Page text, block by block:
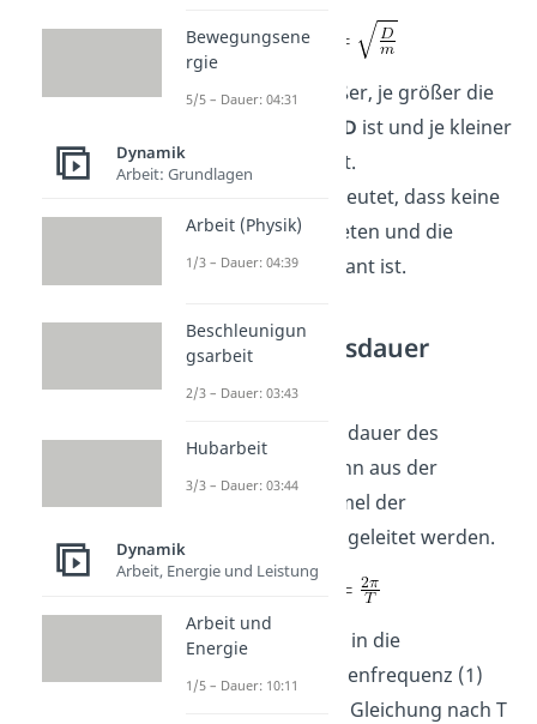
Sie ist umso größer, je größer die
Federkonstante D ist und je kleiner
seine Masse m ist.
Ungedämpft bedeutet, dass keine
Reibungen auftreten und die
Amplitudekonstant ist.
Schwingungsdauer
Federpendel
Die Schwingungsdauer des
Federpendels kann aus der
allgemeinen Formel der
abgeleitet werden.
Wir setzten diese in die
ungedämpfte Eigenfrequenz (1)
ein und lösen die Gleichung nach T
Bewegungsene
rgie
5/5 – Dauer: 04:31
Dynamik
Arbeit: Grundlagen
Arbeit (Physik)
1/3 – Dauer: 04:39
Beschleunigun
gsarbeit
2/3 – Dauer: 03:43
Hubarbeit
3/3 – Dauer: 03:44
Dynamik
Arbeit, Energie und Leistung
Arbeit und
Energie
1/5 – Dauer: 10:11